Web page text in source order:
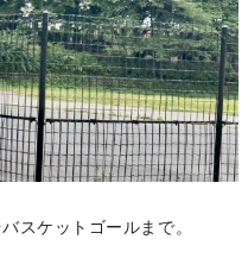
スケットゴールまで。